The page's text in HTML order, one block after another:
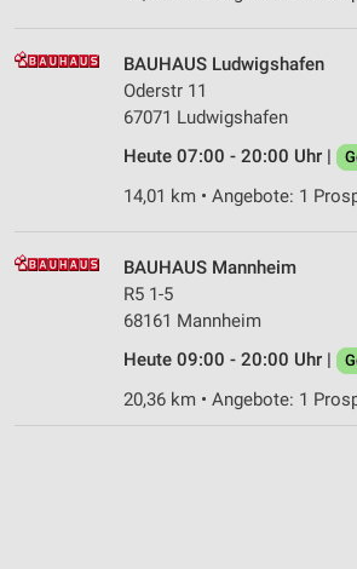
BAUHAUS Ludwigshafen
Oderstr 11
67071 Ludwigshafen
Heute 07:00 - 20:00 Uhr |
14,01 km • Angebote: 1
BAUHAUS Mannheim
R5 1-5
68161 Mannheim
Heute 09:00 - 20:00 Uhr |
20,36 km • Angebote: 1
IAB-Besonderheiten:
Verwendung genauer Standortdaten
Geräte anhand von aktiv angeforderten
Notwendig